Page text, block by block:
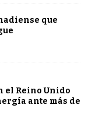
que
el Reino Unido
ante más de